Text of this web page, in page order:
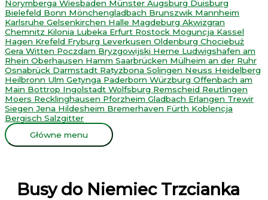
Główne menu
Busy do Niemiec Trzcianka